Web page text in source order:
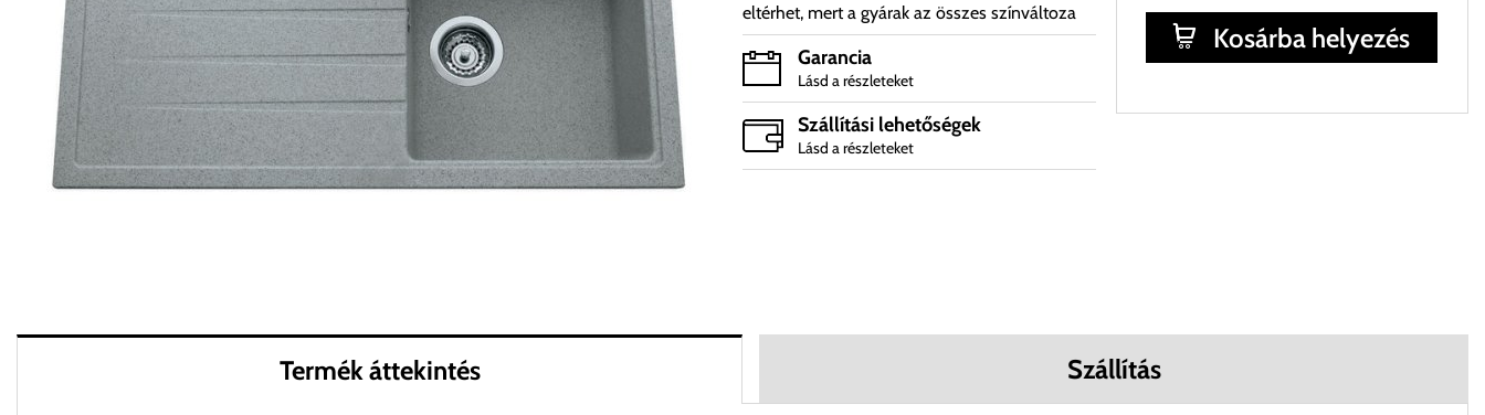
eltérhet, mert a gyárak az összes színváltoza
Garancia
Lásd a részleteket
Szállítási lehetőségek
Lásd a részleteket
Kosárba helyezés
Termék áttekintés Szállítás